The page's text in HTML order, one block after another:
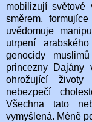
mobilizují
směrem,
uvědomuje
utrpení
genocidy
princezny Dajány
ohrožující životy
nebezpečí
Všechna tato
vymyšlená. Méně